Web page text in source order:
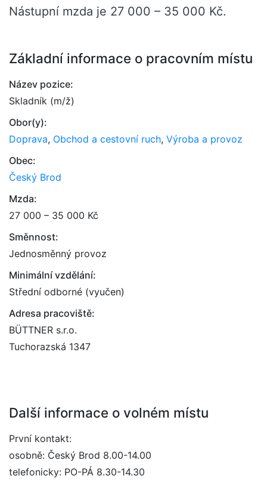
Nástupní mzda je 27 000 – 35 000 Kč.
Základní informace o pracovním místu
Název pozice:
Skladník (m/ž)
Obor(y):
Doprava, Obchod a cestovní ruch, Výroba a provoz
Obec:
Český Brod
Mzda:
27 000 – 35 000 Kč
Směnnost:
Jednosměnný provoz
Minimální vzdělání:
Střední odborné (vyučen)
Adresa pracoviště:
BÜTTNER s.r.o.
Tuchorazská 1347
Další informace o volném místu
První kontakt:
osobně: Český Brod 8.00-14.00
telefonicky: PO-PÁ 8.30-14.30